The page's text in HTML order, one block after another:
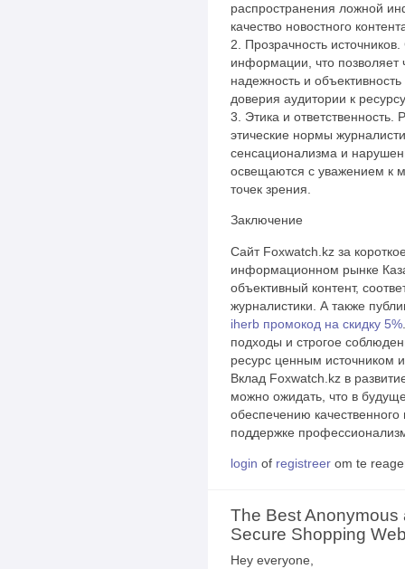
распространения ложной
качество новостного
2. Прозрачность
информации, что позволяет
надежность и
доверия аудитории к
3. Этика и ответственность.
этические нормы
сенсационализма и
освещаются с уважением к
точек зрения.
Заключение
Сайт Foxwatch.kz за
информационном рынке
объективный контент,
журналистики. А также
iherb промокод на скидку 5%
подходы и строгое
ресурс ценным источником
Вклад Foxwatch.kz в
можно ожидать, что в
обеспечению
поддержке
login of registreer om te
The Best Anonymous
Secure Shopping
Hey everyone,